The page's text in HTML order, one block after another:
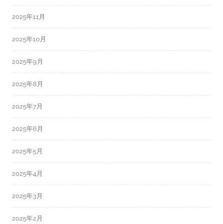
2025年11月
2025年10月
2025年9月
2025年8月
2025年7月
2025年6月
2025年5月
2025年4月
2025年3月
2025年2月